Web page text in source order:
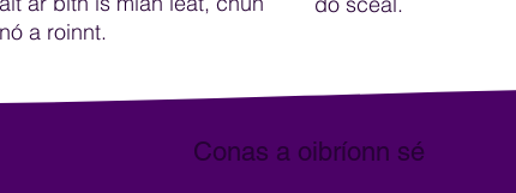
a roinnt.
Conas a oibríonn sé